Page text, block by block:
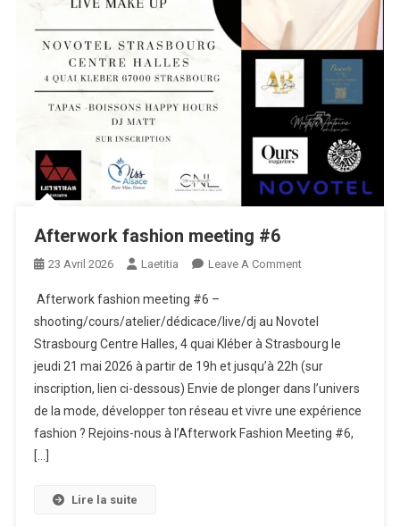
Afterwork fashion meeting #6
23 Avril 2026 Laetitia Leave A CommentOn
Meeting
#6
Afterwork fashion meeting #6 –
shooting/cours/atelier/dédicace/live/dj au Novotel
Strasbourg Centre Halles, 4 quai Kléber à Strasbourg le
jeudi 21 mai 2026 à partir de 19h et jusqu’à 22h (sur
inscription, lien ci-dessous) Envie de plonger dans l’univers
de la mode, développer ton réseau et vivre une expérience
fashion ? Rejoins-nous à l’Afterwork Fashion Meeting #6,
[…]
Lire la suite